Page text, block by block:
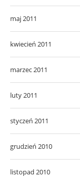
maj 2011
kwiecień 2011
marzec 2011
luty 2011
styczeń 2011
grudzień 2010
listopad 2010